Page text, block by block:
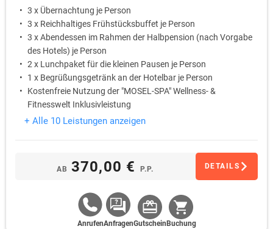
3 x Übernachtung je Person
3 x Reichhaltiges Frühstücksbuffet je Person
3 x Abendessen im Rahmen der Halbpension (nach Vorgabe
des Hotels) je Person
2 x Lunchpaket für die kleinen Pausen je Person
1 x Begrüßungsgetränk an der Hotelbar je Person
Kostenfreie Nutzung der "MOSEL-SPA" Wellness- &
Fitnesswelt Inklusivleistung
+ Alle 10 Leistungen anzeigen
AB 370,00 € P.P. DETAILS
AnrufenAnfragenGutschein Buchung